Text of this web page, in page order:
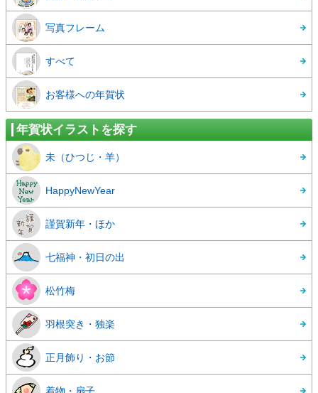
写真フレーム
すべて
お客様への年賀状
年賀状イラストを探す
未（ひつじ・羊）
HappyNewYear
謹賀新年・ほか
七福神・初日の出
松竹梅
羽根突き・独楽
正月飾り・お節
着物・扇子